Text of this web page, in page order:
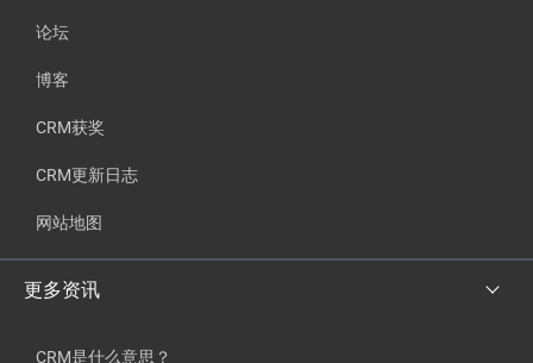
论坛
博客
CRM获奖
CRM更新日志
网站地图
更多资讯
CRM是什么意思？